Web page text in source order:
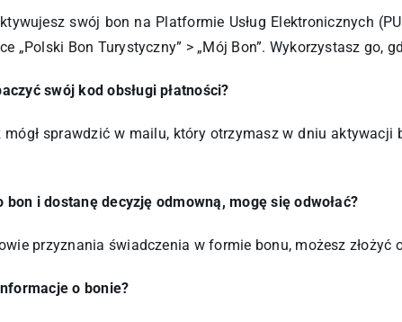
swój bon na Platformie Usług Elektronicznych
„Polski Bon Turystyczny” > „Mój Bon”. Wykorzystasz go,
swój kod obsługi płatności?
mógł sprawdzić w mailu, który otrzymasz w dniu
bon i dostanę decyzję odmowną, mogę się odwołać?
przyznania świadczenia w formie bonu, możesz złożyć
o bonie?